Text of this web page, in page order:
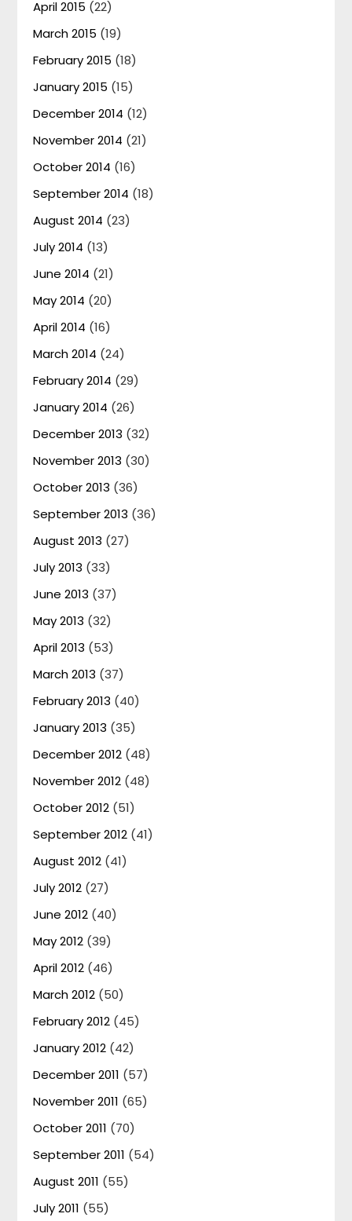
April 2015 (22)
March 2015 (19)
February 2015 (18)
January 2015 (15)
December 2014 (12)
November 2014 (21)
October 2014 (16)
September 2014 (18)
August 2014 (23)
July 2014 (13)
June 2014 (21)
May 2014 (20)
April 2014 (16)
March 2014 (24)
February 2014 (29)
January 2014 (26)
December 2013 (32)
November 2013 (30)
October 2013 (36)
September 2013 (36)
August 2013 (27)
July 2013 (33)
June 2013 (37)
May 2013 (32)
April 2013 (53)
March 2013 (37)
February 2013 (40)
January 2013 (35)
December 2012 (48)
November 2012 (48)
October 2012 (51)
September 2012 (41)
August 2012 (41)
July 2012 (27)
June 2012 (40)
May 2012 (39)
April 2012 (46)
March 2012 (50)
February 2012 (45)
January 2012 (42)
December 2011 (57)
November 2011 (65)
October 2011 (70)
September 2011 (54)
August 2011 (55)
July 2011 (55)